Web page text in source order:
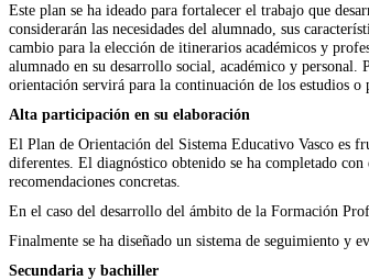
Este plan se ha ideado para fortalecer el trabajo que
considerarán las necesidades del alumnado, sus
cambio para la elección de itinerarios académicos y
alumnado en su desarrollo social, académico y
orientación servirá para la continuación de los estudios o
Alta participación en su elaboración
El Plan de Orientación del Sistema Educativo Vasco es
diferentes. El diagnóstico obtenido se ha completado
recomendaciones concretas.
En el caso del desarrollo del ámbito de la Formación
Finalmente se ha diseñado un sistema de seguimiento y
Secundaria y bachiller